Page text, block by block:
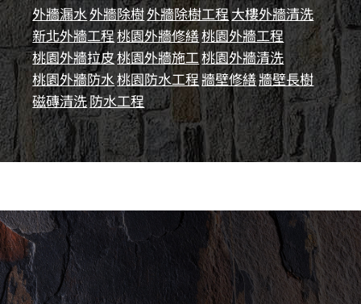
外牆漏水外牆除樹外牆除樹工程大樓外牆清洗
新北外牆工程桃園外牆修繕桃園外牆工程
桃園外牆拉皮桃園外牆施工桃園外牆清洗
桃園外牆防水桃園防水工程牆壁修繕牆壁長樹
磁磚清洗防水工程